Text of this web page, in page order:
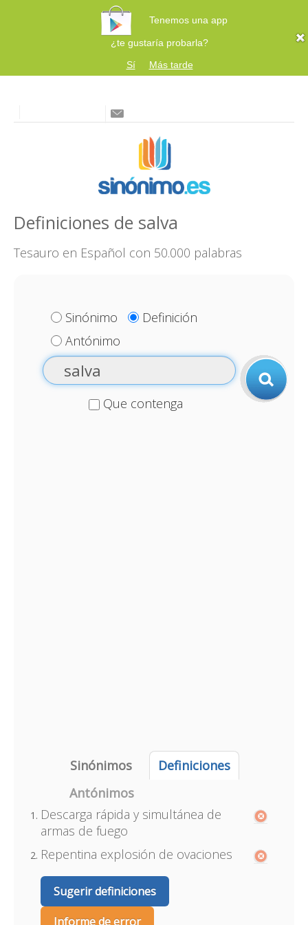
Tenemos una app
¿te gustaría probarla?
Sí
Más tarde
Definiciones de salva
Tesauro en Español con 50.000 palabras
Sinónimo
Definición
Antónimo
Que contenga
Sinónimos
Definiciones
Antónimos
Descarga rápida y simultánea de
armas de fuego
Repentina explosión de ovaciones
Sugerir definiciones
Informe de error